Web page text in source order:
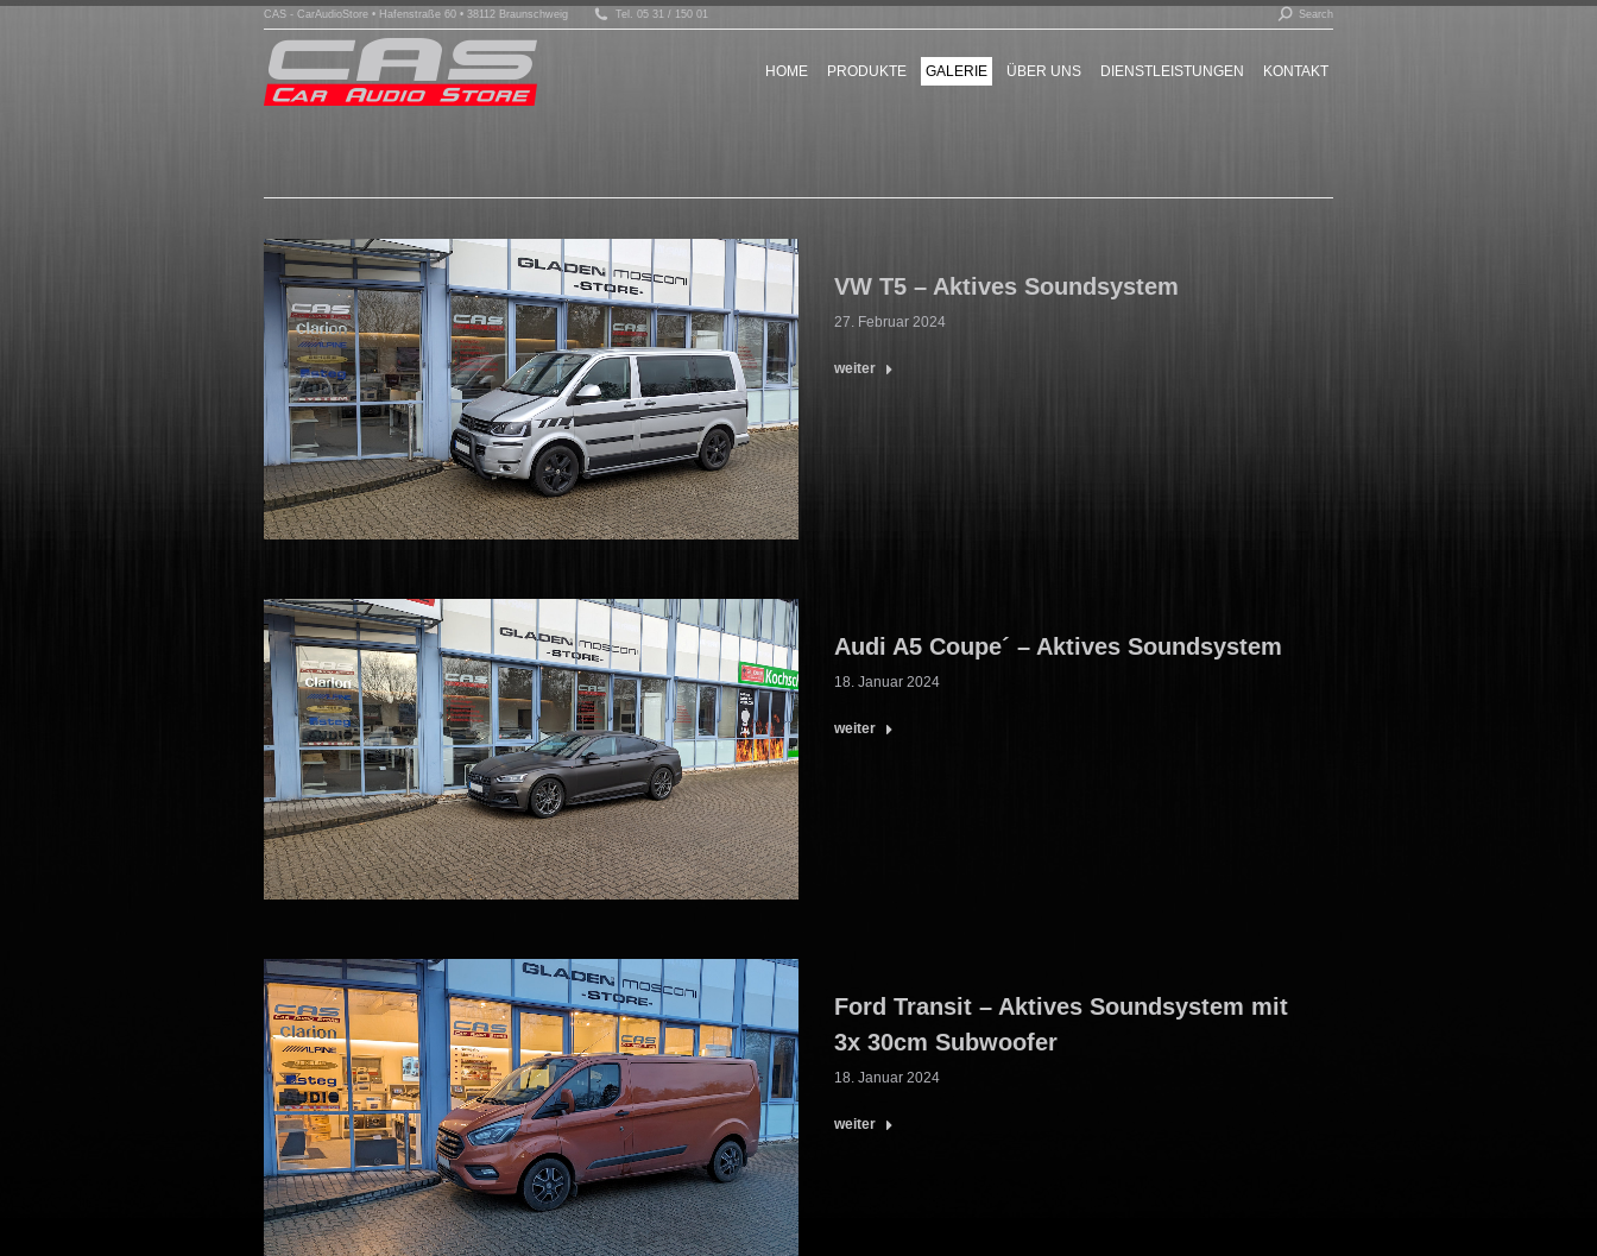
CAS - CarAudioStore • Hafenstraße 60 • 38112 Braunschweig Tel. 05 31 / 150 01 Search:Search
HOME PRODUKTE GALERIE ÜBER UNS DIENSTLEISTUNGEN KONTAKT
VW T5 – Aktives Soundsystem
27. Februar 2024
weiter
Audi A5 Coupe´ – Aktives Soundsystem
18. Januar 2024
weiter
Ford Transit – Aktives Soundsystem mit
3x 30cm Subwoofer
18. Januar 2024
weiter